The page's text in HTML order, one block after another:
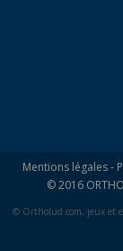
Mentions légales-
© 2016
© Ortholud.com, jeux et